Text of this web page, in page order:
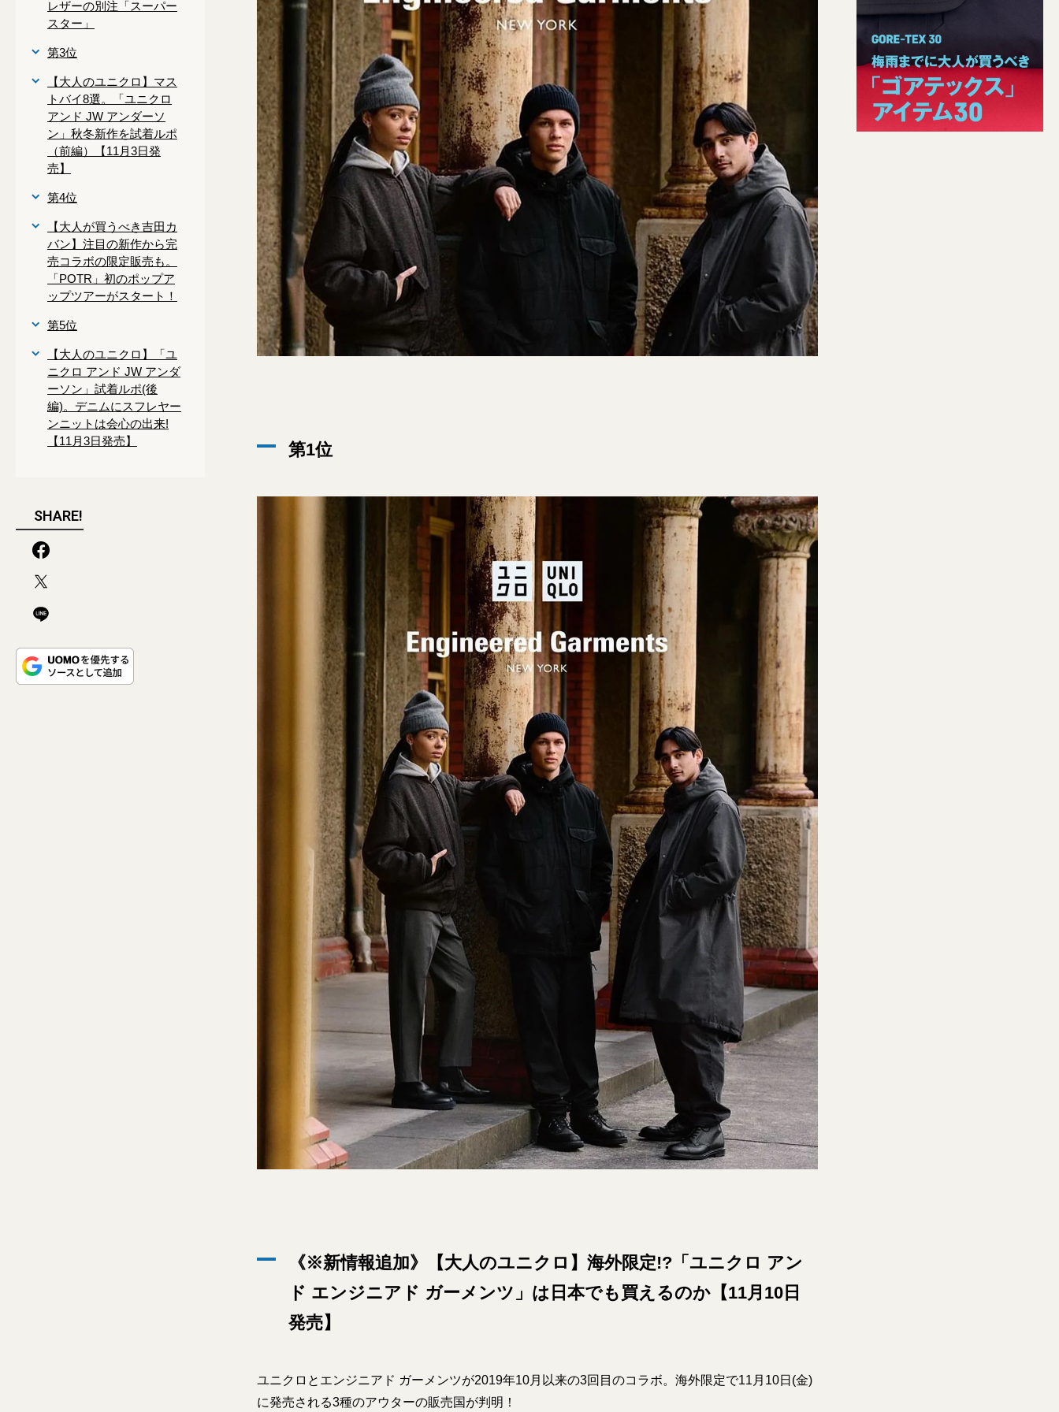
レザーの別注「スーパー
スター」
第3位
【大人のユニクロ】マス
トバイ8選。「ユニクロ
アンド JW アンダーソ
ン」秋冬新作を試着ルポ
（前編）【11月3日発
売】
第4位
【大人が買うべき吉田カ
バン】注目の新作から完
売コラボの限定販売も。
「POTR」初のポップア
ップツアーがスタート！
第5位
【大人のユニクロ】「ユ
ニクロ アンド JW アンダ
ーソン」試着ルポ(後
編)。デニムにスフレヤー
ンニットは会心の出来!
【11月3日発売】
SHARE!
第1位
《※新情報追加》【大人のユニクロ】海外限定!?「ユニクロ アン
ド エンジニアド ガーメンツ」は日本でも買えるのか【11月10日
発売】
ユニクロとエンジニアド ガーメンツが2019年10月以来の3回目のコラボ。海外限定で11月10日(金)
に発売される3種のアウターの販売国が判明！